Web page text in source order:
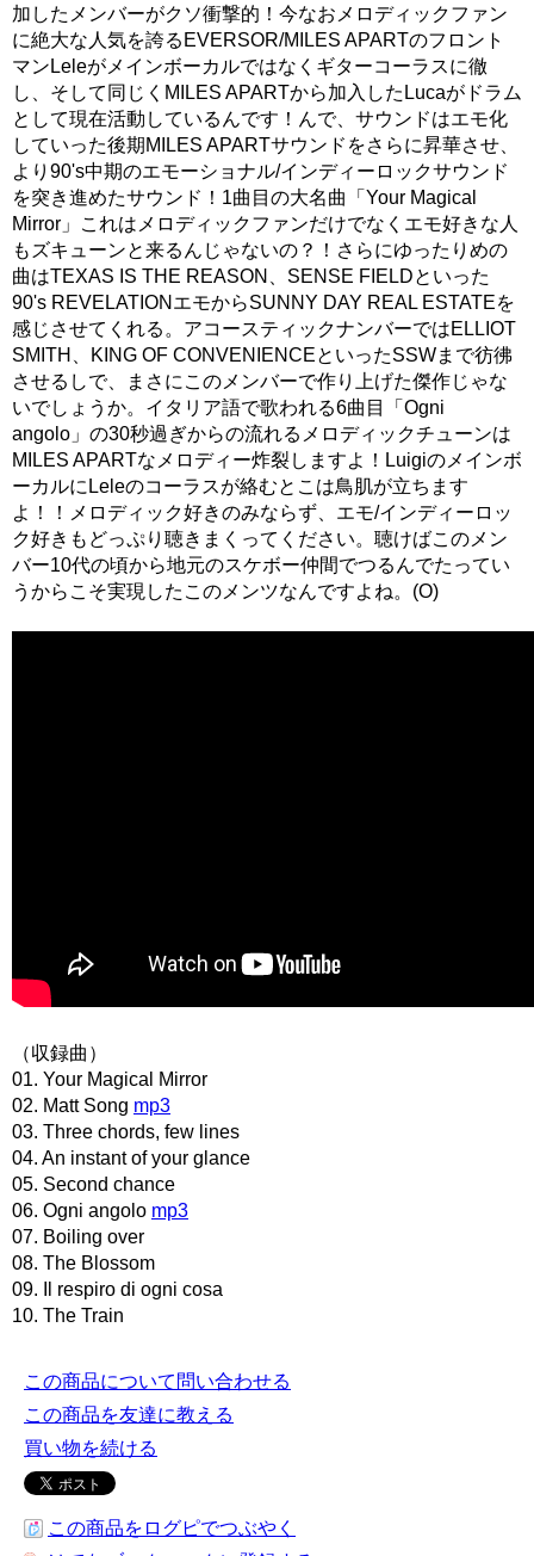
加したメンバーがクソ衝撃的！今なおメロディックファン
に絶大な人気を誇るEVERSOR/MILES APARTのフロント
マンLeleがメインボーカルではなくギターコーラスに徹
し、そして同じくMILES APARTから加入したLucaがドラム
として現在活動しているんです！んで、サウンドはエモ化
していった後期MILES APARTサウンドをさらに昇華させ、
より90's中期のエモーショナル/インディーロックサウンド
を突き進めたサウンド！1曲目の大名曲「Your Magical
Mirror」これはメロディックファンだけでなくエモ好きな人
もズキューンと来るんじゃないの？！さらにゆったりめの
曲はTEXAS IS THE REASON、SENSE FIELDといった
90's REVELATIONエモからSUNNY DAY REAL ESTATEを
感じさせてくれる。アコースティックナンバーではELLIOT
SMITH、KING OF CONVENIENCEといったSSWまで彷彿
させるしで、まさにこのメンバーで作り上げた傑作じゃな
いでしょうか。イタリア語で歌われる6曲目「Ogni
angolo」の30秒過ぎからの流れるメロディックチューンは
MILES APARTなメロディー炸裂しますよ！Luigiのメインボ
ーカルにLeleのコーラスが絡むとこは鳥肌が立ちます
よ！！メロディック好きのみならず、エモ/インディーロッ
ク好きもどっぷり聴きまくってください。聴けばこのメン
バー10代の頃から地元のスケボー仲間でつるんでたってい
うからこそ実現したこのメンツなんですよね。(O)
（収録曲）
01. Your Magical Mirror
02. Matt Song mp3
03. Three chords, few lines
04. An instant of your glance
05. Second chance
06. Ogni angolo mp3
07. Boiling over
08. The Blossom
09. Il respiro di ogni cosa
10. The Train
この商品について問い合わせる
この商品を友達に教える
買い物を続ける
この商品をログピでつぶやく